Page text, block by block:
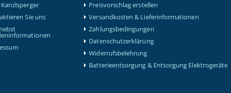
Sie uns
Preisvorschlag erstellen
Versandkosten & Lieferinformationen
Zahlungsbedingungen
Datenschutzerklärung
Widerrufsbelehrung
Batterieentsorgung & Entsorgung Elektrogeräte